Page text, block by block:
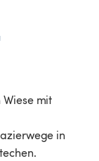
mit
in